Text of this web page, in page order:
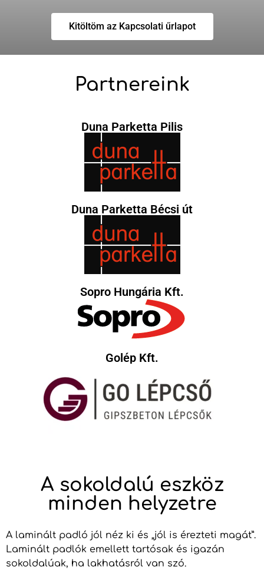
Kitöltöm az Kapcsolati űrlapot
Partnereink
Duna Parketta Pilis
Duna Parketta Bécsi út
Sopro Hungária Kft.
Golép Kft.
A sokoldalú eszköz
minden helyzetre
A laminált padló jól néz ki és „jól is érezteti magát”.
Laminált padlók emellett tartósak és igazán
sokoldalúak, ha lakhatásról van szó.